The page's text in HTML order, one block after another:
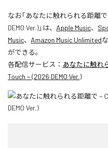
なお「あなたに触れられる距離で
DEMO Ver.)」は、 Apple Music、
Music、 Amazon Music Unlimited
ができる。
各配信サービス： あなたに触れ
Touch ~ (2026 DEMO Ver.)